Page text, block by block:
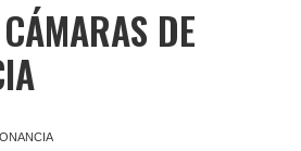
CÁMARAS DE